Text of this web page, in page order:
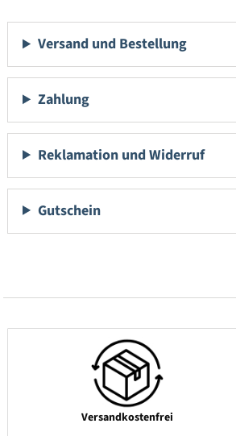
Versand und Bestellung
Zahlung
Reklamation und Widerruf
Gutschein
Versandkostenfrei